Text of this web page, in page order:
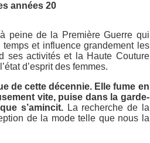
années 20
peine de la Première Guerre qui
et influence grandement les
ses activités et la Haute Couture
d’esprit des femmes.
de cette décennie. Elle fume en
vite, puise dans la garde-
s’amincit. La recherche de la
de la mode telle que nous la